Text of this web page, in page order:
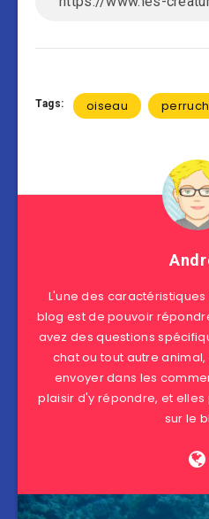
Tags: oiseau
L'une des
blog est de pouvoir
avez des questions
chat ou tout autre
envoyer dans les
plaisir d'y répondre, et
sur le